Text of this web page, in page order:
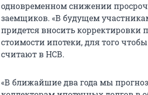
одновременном снижении
заемщиков. «В будущем
придется вносить корректировки
стоимости ипотеки, для того
считают в НСВ.
«В ближайшие два года мы